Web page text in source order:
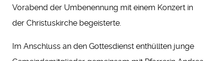
Vorabend der Umbenennung mit einem Konzert in
der Christuskirche begeisterte.
Im Anschluss an den Gottesdienst enthüllten junge